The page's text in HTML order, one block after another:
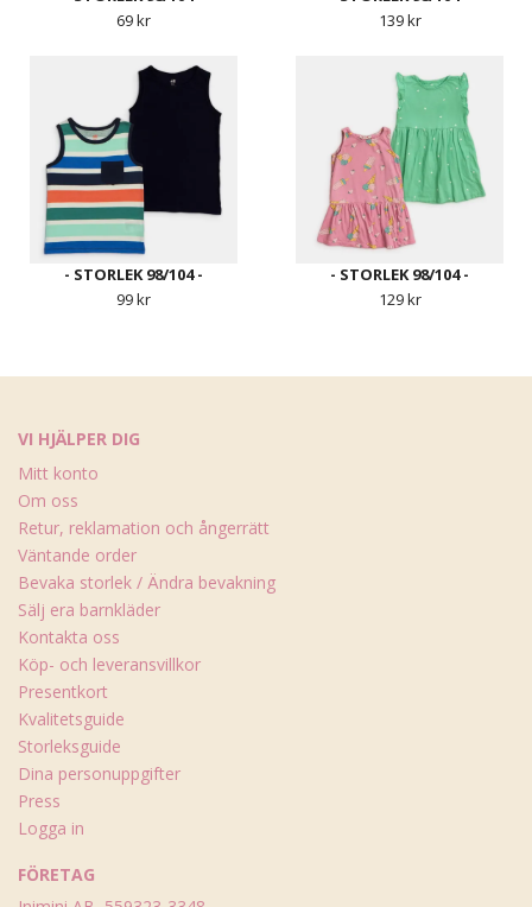
69 kr
139 kr
- STORLEK 98/104 -
99 kr
- STORLEK 98/104 -
129 kr
VI HJÄLPER DIG
Mitt konto
Om oss
Retur, reklamation och ångerrätt
Väntande order
Bevaka storlek / Ändra bevakning
Sälj era barnkläder
Kontakta oss
Köp- och leveransvillkor
Presentkort
Kvalitetsguide
Storleksguide
Dina personuppgifter
Press
Logga in
FÖRETAG